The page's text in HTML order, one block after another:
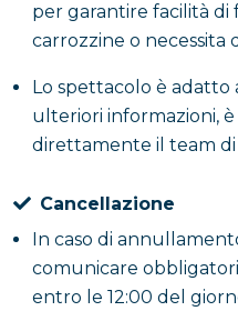
per garantire facilità di
carrozzine o necessita
Lo spettacolo è
ulteriori informazioni,
direttamente il team
Cancellazione
In caso di
comunicare
entro le 12:00 del